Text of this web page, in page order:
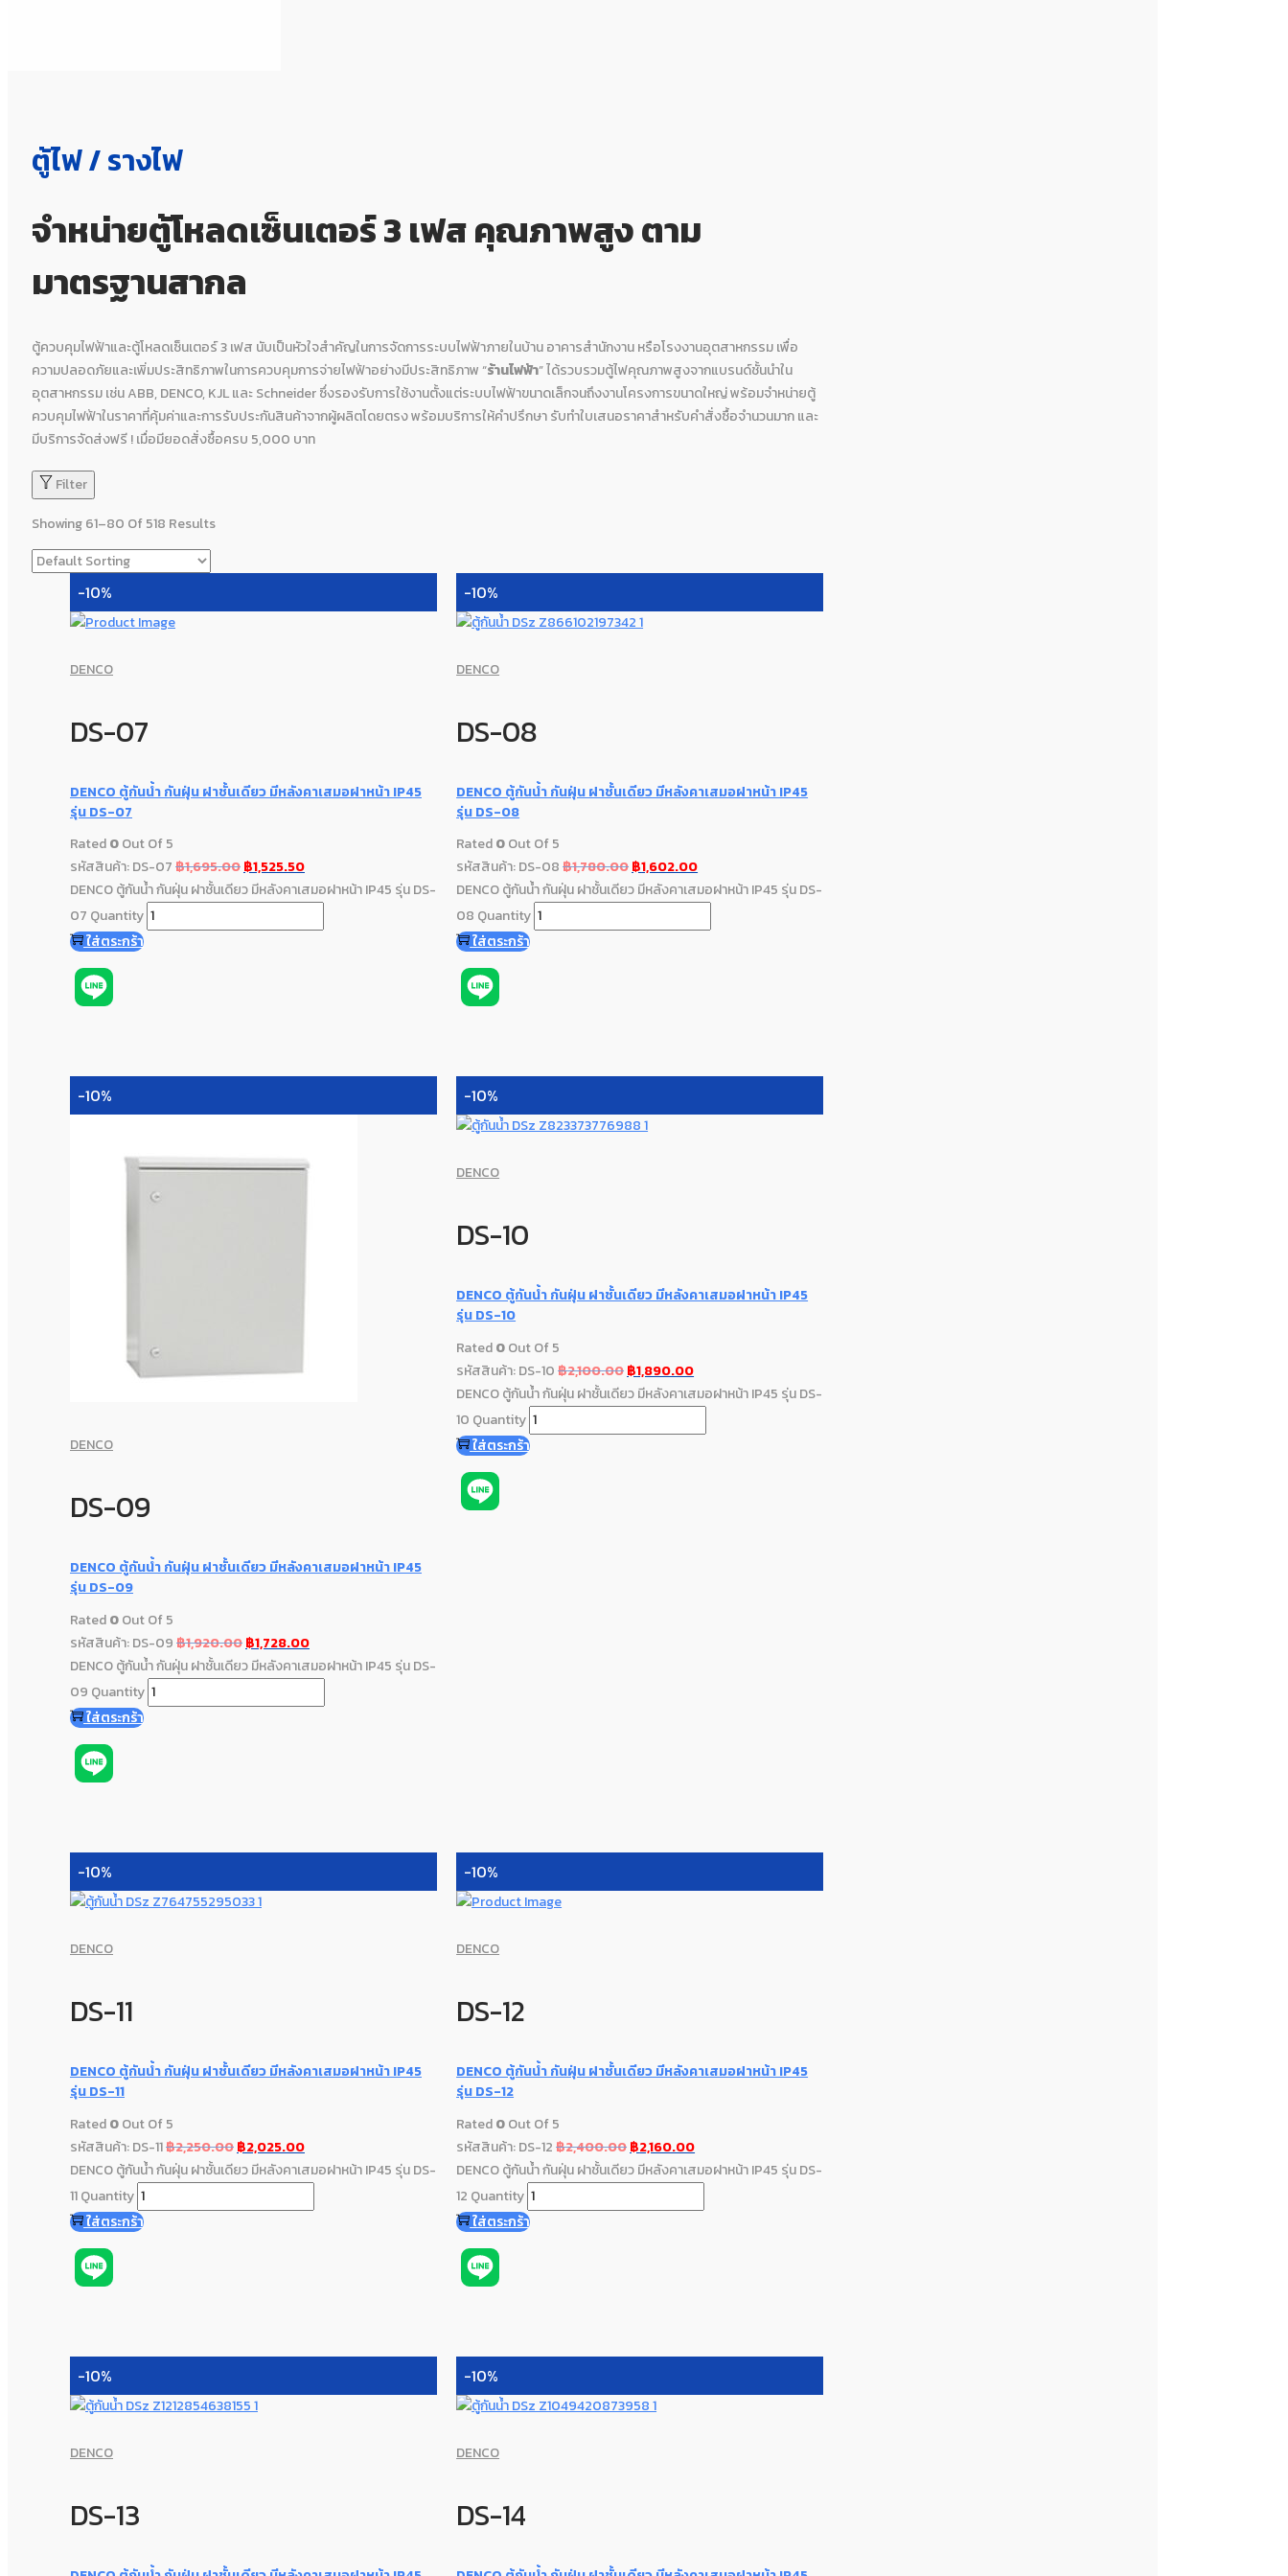
ตู้ไฟ / รางไฟ
จำหน่ายตู้โหลดเซ็นเตอร์ 3 เฟส คุณภาพสูง ตาม
มาตรฐานสากล
ตู้ควบคุมไฟฟ้าและตู้โหลดเซ็นเตอร์ 3 เฟส นับเป็นหัวใจสำคัญในการจัดการระบบไฟฟ้าภายในบ้าน อาคารสำนักงาน หรือโรงงานอุตสาหกรรม เพื่อ
ความปลอดภัยและเพิ่มประสิทธิภาพในการควบคุมการจ่ายไฟฟ้าอย่างมีประสิทธิภาพ “ร้านไฟฟ้า” ได้รวบรวมตู้ไฟคุณภาพสูงจากแบรนด์ชั้นนำใน
อุตสาหกรรม เช่น ABB, DENCO, KJL และ Schneider ซึ่งรองรับการใช้งานตั้งแต่ระบบไฟฟ้าขนาดเล็กจนถึงงานโครงการขนาดใหญ่ พร้อมจำหน่ายตู้
ควบคุมไฟฟ้าในราคาที่คุ้มค่าและการรับประกันสินค้าจากผู้ผลิตโดยตรง พร้อมบริการให้คำปรึกษา รับทำใบเสนอราคาสำหรับคำสั่งซื้อจำนวนมาก และ
มีบริการจัดส่งฟรี ! เมื่อมียอดสั่งซื้อครบ 5,000 บาท
Filter
Showing 61–80 Of 518 Results
-10%
DENCO
DS-07
DENCO ตู้กันน้ำ กันฝุ่น ฝาชั้นเดียว มีหลังคาเสมอฝาหน้า IP45
รุ่น DS-07
Rated0Out Of 5
รหัสสินค้า: DS-07฿1,695.00฿1,525.50
DENCO ตู้กันน้ำ กันฝุ่น ฝาชั้นเดียว มีหลังคาเสมอฝาหน้า IP45 รุ่น DS-
07 Quantity
ใส่ตระกร้า
-10%
DENCO
DS-08
DENCO ตู้กันน้ำ กันฝุ่น ฝาชั้นเดียว มีหลังคาเสมอฝาหน้า IP45
รุ่น DS-08
Rated0Out Of 5
รหัสสินค้า: DS-08฿1,780.00฿1,602.00
DENCO ตู้กันน้ำ กันฝุ่น ฝาชั้นเดียว มีหลังคาเสมอฝาหน้า IP45 รุ่น DS-
08 Quantity
ใส่ตระกร้า
-10%
DENCO
DS-09
DENCO ตู้กันน้ำ กันฝุ่น ฝาชั้นเดียว มีหลังคาเสมอฝาหน้า IP45
รุ่น DS-09
Rated0Out Of 5
รหัสสินค้า: DS-09฿1,920.00฿1,728.00
DENCO ตู้กันน้ำ กันฝุ่น ฝาชั้นเดียว มีหลังคาเสมอฝาหน้า IP45 รุ่น DS-
09 Quantity
ใส่ตระกร้า
-10%
DENCO
DS-10
DENCO ตู้กันน้ำ กันฝุ่น ฝาชั้นเดียว มีหลังคาเสมอฝาหน้า IP45
รุ่น DS-10
Rated0Out Of 5
รหัสสินค้า: DS-10฿2,100.00฿1,890.00
DENCO ตู้กันน้ำ กันฝุ่น ฝาชั้นเดียว มีหลังคาเสมอฝาหน้า IP45 รุ่น DS-
10 Quantity
ใส่ตระกร้า
-10%
DENCO
DS-11
DENCO ตู้กันน้ำ กันฝุ่น ฝาชั้นเดียว มีหลังคาเสมอฝาหน้า IP45
รุ่น DS-11
Rated0Out Of 5
รหัสสินค้า: DS-11฿2,250.00฿2,025.00
DENCO ตู้กันน้ำ กันฝุ่น ฝาชั้นเดียว มีหลังคาเสมอฝาหน้า IP45 รุ่น DS-
11 Quantity
ใส่ตระกร้า
-10%
DENCO
DS-12
DENCO ตู้กันน้ำ กันฝุ่น ฝาชั้นเดียว มีหลังคาเสมอฝาหน้า IP45
รุ่น DS-12
Rated0Out Of 5
รหัสสินค้า: DS-12฿2,400.00฿2,160.00
DENCO ตู้กันน้ำ กันฝุ่น ฝาชั้นเดียว มีหลังคาเสมอฝาหน้า IP45 รุ่น DS-
12 Quantity
ใส่ตระกร้า
-10%
DENCO
DS-13
-10%
DENCO
DS-14